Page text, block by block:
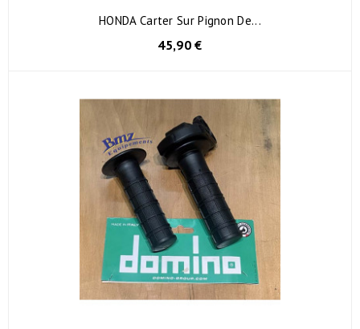
HONDA Carter Sur Pignon De...
45,90 €